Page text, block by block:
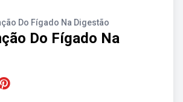
Do Fígado Na Digestão
Do Fígado Na